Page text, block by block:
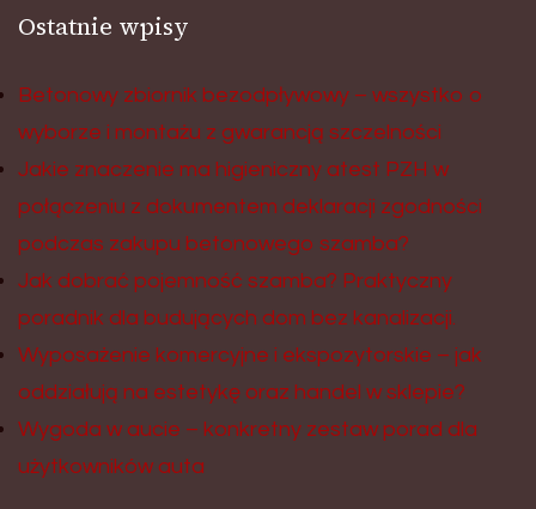
Ostatnie wpisy
Betonowy zbiornik bezodpływowy – wszystko o
wyborze i montażu z gwarancją szczelności
Jakie znaczenie ma higieniczny atest PZH w
połączeniu z dokumentem deklaracji zgodności
podczas zakupu betonowego szamba?
Jak dobrać pojemność szamba? Praktyczny
poradnik dla budujących dom bez kanalizacji.
Wyposażenie komercyjne i ekspozytorskie – jak
oddziałują na estetykę oraz handel w sklepie?
Wygoda w aucie – konkretny zestaw porad dla
użytkowników auta